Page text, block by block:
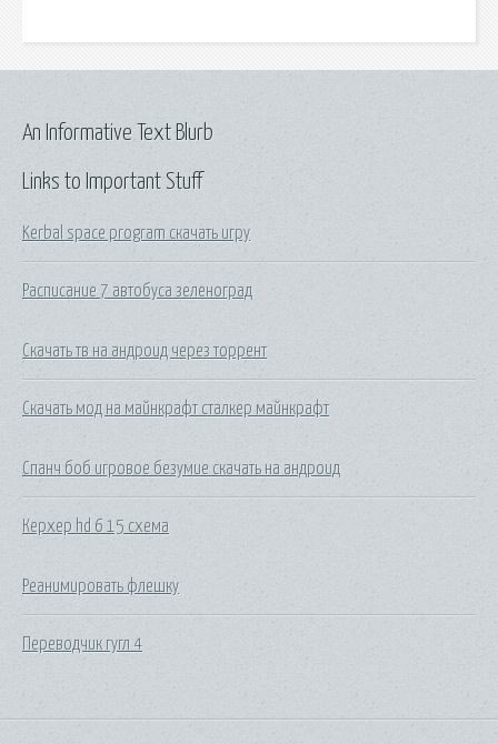
Links to Important Stuff
Kerbal space program скачать игру
Расписание 7 автобуса зеленоград
Скачать тв на андроид через торрент
Скачать мод на майнкрафт сталкер майнкрафт
Спанч боб игровое безумие скачать на андроид
Керхер hd 6 15 схема
Реанимировать флешку
Переводчик гугл 4
An Informative Text Blurb